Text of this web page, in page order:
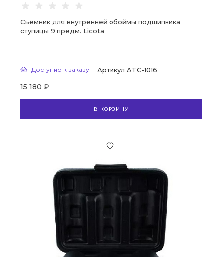
Съёмник для внутренней обоймы подшипника
ступицы 9 предм. Licota
Доступно к заказу Артикул ATC-1016
15 180 ₽
В КОРЗИНУ